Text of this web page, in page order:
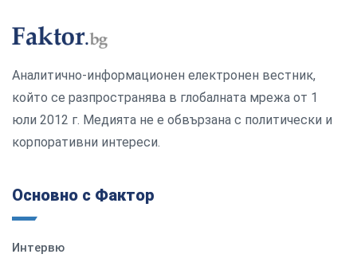
Аналитично-информационен електронен вестник,
който се разпространява в глобалната мрежа от 1
юли 2012 г. Медията не е обвързана с политически и
корпоративни интереси.
Основно с Фактор
Интервю